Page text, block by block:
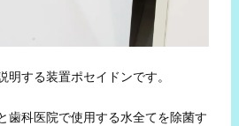
明する装置ポセイドンです。
歯科医院で使用する水全てを除菌す